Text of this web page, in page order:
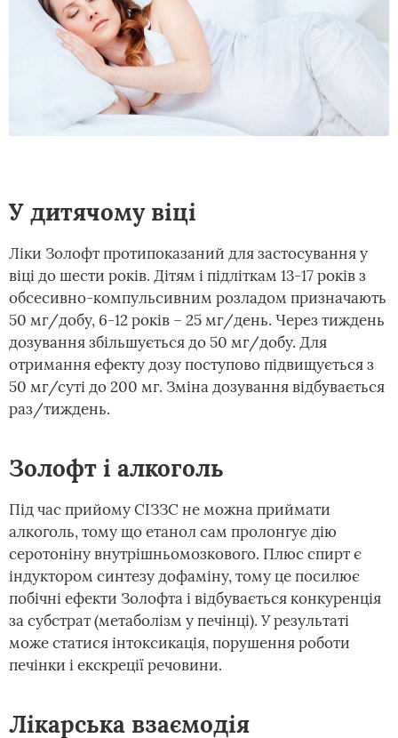
У дитячому віці
Ліки Золофт протипоказаний для застосування у
віці до шести років. Дітям і підліткам 13-17 років з
обсесивно-компульсивним розладом призначають
50 мг/добу, 6-12 років – 25 мг/день. Через тиждень
дозування збільшується до 50 мг/добу. Для
отримання ефекту дозу поступово підвищується з
50 мг/суті до 200 мг. Зміна дозування відбувається
раз/тиждень.
Золофт і алкоголь
Під час прийому СІЗЗС не можна приймати
алкоголь, тому що етанол сам пролонгує дію
серотоніну внутрішньомозкового. Плюс спирт є
індуктором синтезу дофаміну, тому це посилює
побічні ефекти Золофта і відбувається конкуренція
за субстрат (метаболізм у печінці). У результаті
може статися інтоксикація, порушення роботи
печінки і екскреції речовини.
Лікарська взаємодія